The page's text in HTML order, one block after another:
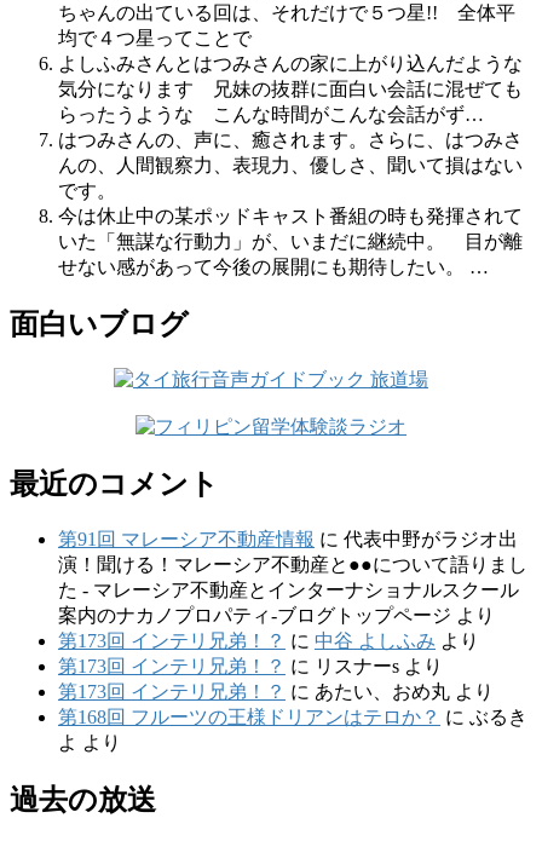
ちゃんの出ている回は、それだけで５つ星!! 全体平
均で４つ星ってことで
よしふみさんとはつみさんの家に上がり込んだような
気分になります 兄妹の抜群に面白い会話に混ぜても
らったうような こんな時間がこんな会話がず…
はつみさんの、声に、癒されます。さらに、はつみさ
んの、人間観察力、表現力、優しさ、聞いて損はない
です。
今は休止中の某ポッドキャスト番組の時も発揮されて
いた「無謀な行動力」が、いまだに継続中。 目が離
せない感があって今後の展開にも期待したい。 …
面白いブログ
最近のコメント
第91回 マレーシア不動産情報 に 代表中野がラジオ出
演！聞ける！マレーシア不動産と●●について語りまし
た - マレーシア不動産とインターナショナルスクール
案内のナカノプロパティ-ブログトップページ より
第173回 インテリ兄弟！？ に 中谷 よしふみ より
第173回 インテリ兄弟！？ に リスナーs より
第173回 インテリ兄弟！？ に あたい、おめ丸 より
第168回 フルーツの王様ドリアンはテロか？ に ぶるき
よ より
過去の放送